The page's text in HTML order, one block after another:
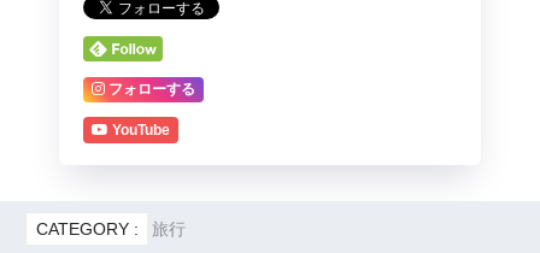
フォローする
YouTube
CATEGORY : 旅行